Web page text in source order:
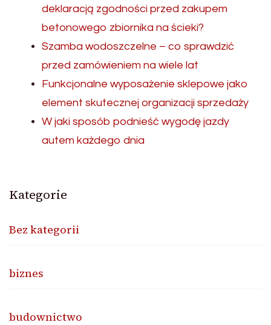
deklaracją zgodności przed zakupem
betonowego zbiornika na ścieki?
Szamba wodoszczelne – co sprawdzić
przed zamówieniem na wiele lat
Funkcjonalne wyposażenie sklepowe jako
element skutecznej organizacji sprzedaży
W jaki sposób podnieść wygodę jazdy
autem każdego dnia
Kategorie
Bez kategorii
biznes
budownictwo